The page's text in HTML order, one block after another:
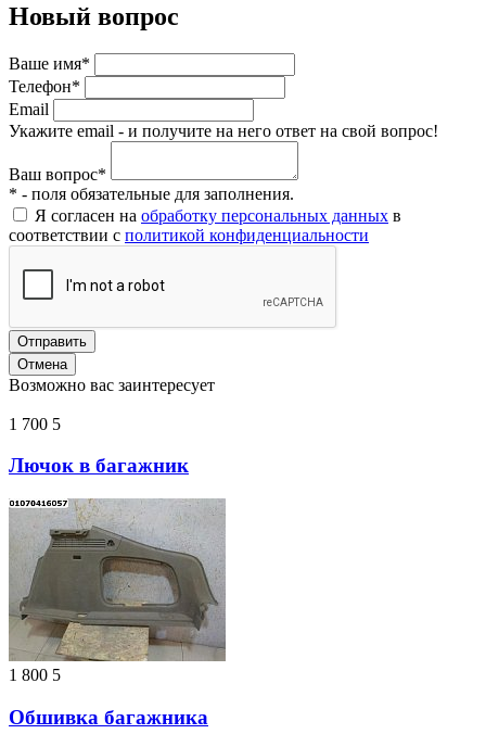
Новый вопрос
Ваше имя*
Телефон*
Email
Укажите email - и получите на него ответ на свой вопрос!
Ваш вопрос*
* - поля обязательные для заполнения.
Я согласен на обработку персональных данных в
соответствии с политикой конфиденциальности
Отправить
Отмена
Возможно вас заинтересует
1 700 5
Лючок в багажник
1 800 5
Обшивка багажника